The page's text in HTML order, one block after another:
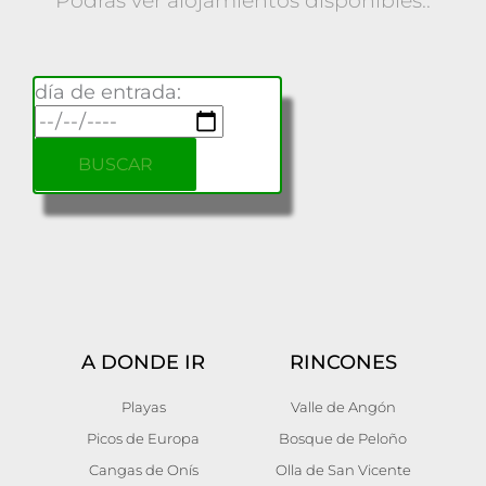
día de entrada:
A DONDE IR
Playas
Picos de Europa
Cangas de Onís
RINCONES
Valle de Angón
Bosque de Peloño
Olla de San Vicente